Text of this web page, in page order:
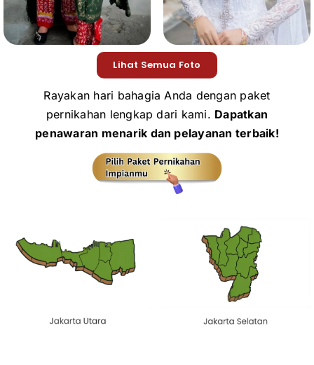
Lihat Semua Foto
Rayakan hari bahagia Anda dengan paket
pernikahan lengkap dari kami. Dapatkan
penawaran menarik dan pelayanan terbaik!